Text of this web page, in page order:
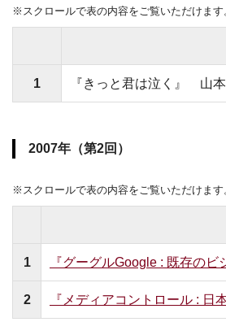
※スクロールで表の内容をご覧いただけます
1 『きっと君は泣く』 山
2007年（第2回）
※スクロールで表の内容をご覧いただけます
1 『グーグルGoogle : 既存の
2 『メディアコントロール :